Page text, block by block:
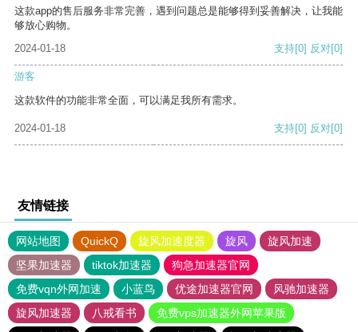
这款app的售后服务非常完善，遇到问题总是能够得到妥善解决，让我能
够放心购物。
2024-01-18
支持[0] 反对[0]
游客
这款软件的功能非常全面，可以满足我所有需求。
2024-01-18 支持[0] 反对[0]
友情链接
网站地图 QuickQ 旋风加速度器 旋风
旋风加速
坚果加速器
tiktok加速器
狗急加速器官网
免费vqn外网加速
小蓝鸟 优途加速器官网
风驰加速器
旋风加速器
八戒看书
免费vps加速器外网苹果版